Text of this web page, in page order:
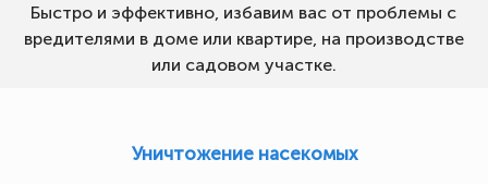
Быстро и эффективно, избавим вас от проблемы с
вредителями в доме или квартире, на производстве
или садовом участке.
Уничтожение насекомых